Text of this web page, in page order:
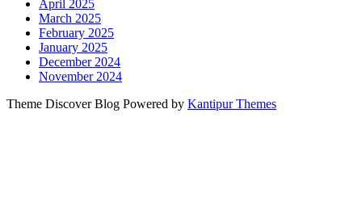
April 2025
March 2025
February 2025
January 2025
December 2024
November 2024
Theme Discover Blog Powered by Kantipur Themes